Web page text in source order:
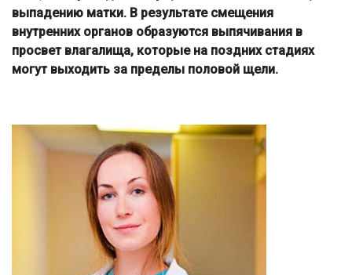
выпадению матки. В результате смещения
внутренних органов образуются выпячивания в
просвет влагалища, которые на поздних стадиях
могут выходить за пределы половой щели.